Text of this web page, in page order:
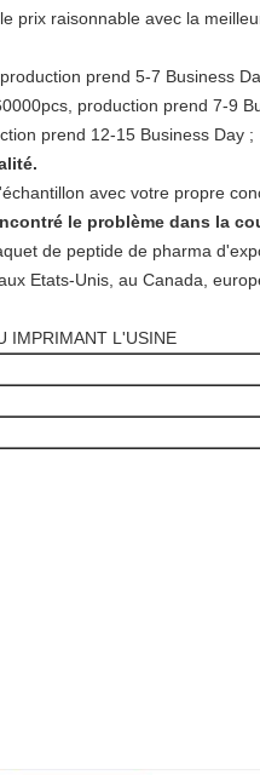
prix raisonnable avec la
prend 5-7 Business
production prend 7-9
prend 12-15 Business Day ;
avec votre propre
le problème dans la
de peptide de pharma
Etats-Unis, au Canada,
IMPRIMANT L'USINE